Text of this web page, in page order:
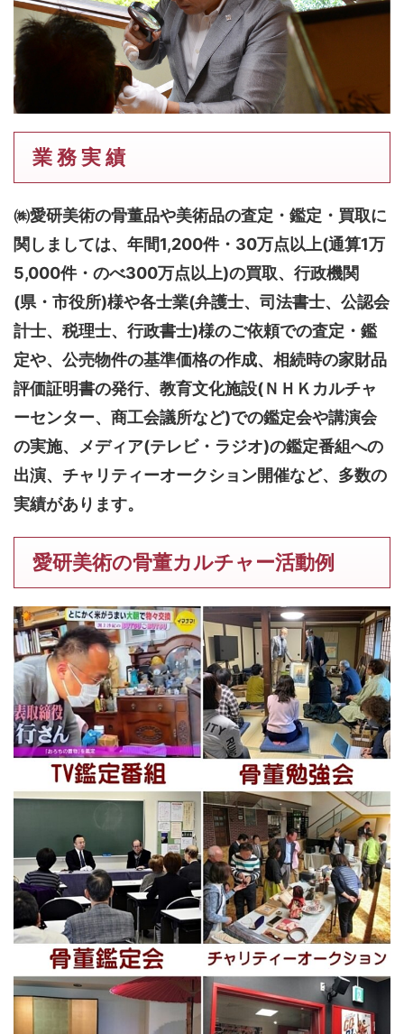
業 務 実 績
㈱愛研美術の骨董品や美術品の査定・鑑定・買取に
関しましては、 年間1,200件・30万点以上(通算1万
5,000件・のべ300万点以上)の買取、行政機関
(県・市役所)様や各士業(弁護士、司法書士、公認会
計士、税理士、行政書士)様のご依頼での査定・鑑
定や、公売物件の基準価格の作成、相続時の家財品
評価証明書の発行、教育文化施設(ＮＨＫカルチャ
ーセンター、商工会議所など)での鑑定会や講演会
の実施、メディア(テレビ・ラジオ)の鑑定番組への
出演、チャリティーオークション開催など、多数の
実績があります。
愛研美術の骨董カルチャー活動例